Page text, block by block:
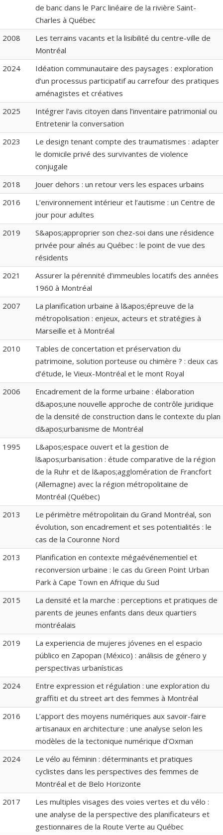
de banc dans le Parc linéaire de la rivière Saint-
Charles à Québec
2008
Les terrains vacants et la lisibilité du centre-ville de
Montréal
2024
Idéation communautaire des paysages : exploration
d’un processus participatif au carrefour des pratiques
aménagistes et créatives
2025
Intégrer l’avis citoyen dans l’inventaire patrimonial ou
Entretenir la conversation
2023
Le design tenant compte des traumatismes : adapter
le domicile privé des survivantes de violence
conjugale
2018
Jouer dehors : un retour vers les espaces urbains
2016
L’environnement intérieur et l’autisme : un Centre de
jour pour adultes
2019
S&apos;approprier son chez-soi dans une résidence
privée pour aînés au Québec : le point de vue des
résidents
2021
Assurer la pérennité d’immeubles locatifs des années
1960 à Montréal
2007
La planification urbaine à l&apos;épreuve de la
métropolisation : enjeux, acteurs et stratégies à
Marseille et à Montréal
2010
Tables de concertation et préservation du
patrimoine, solution porteuse ou chimère ? : deux cas
d’étude, le Vieux-Montréal et le mont Royal
2006
Encadrement de la forme urbaine : élaboration
d&apos;une nouvelle approche de contrôle juridique
de la densité de construction dans le contexte du plan
d&apos;urbanisme de Montréal
1995
L&apos;espace ouvert et la gestion de
l&apos;urbanisation : étude comparative de la région
de la Ruhr et de l&apos;agglomération de Francfort
(Allemagne) avec la région métropolitaine de
Montréal (Québec)
2013
Le périmètre métropolitain du Grand Montréal, son
évolution, son encadrement et ses potentialités : le
cas de la Couronne Nord
2013
Planification en contexte mégaévénementiel et
reconversion urbaine : le cas du Green Point Urban
Park à Cape Town en Afrique du Sud
2015
La densité et la marche : perceptions et pratiques de
parents de jeunes enfants dans deux quartiers
montréalais
2019
La experiencia de mujeres jóvenes en el espacio
público en Zapopan (México) : análisis de género y
perspectivas urbanísticas
2024
Entre expression et régulation : une exploration du
graffiti et du street art des femmes à Montréal
2016
L’apport des moyens numériques aux savoir-faire
artisanaux en architecture : une analyse selon les
modèles de la tectonique numérique d’Oxman
2024
Le vélo au féminin : déterminants et pratiques
cyclistes dans les perspectives des femmes de
Montréal et de Belo Horizonte
2017
Les multiples visages des voies vertes et du vélo :
une analyse de la perspective des planificateurs et
gestionnaires de la Route Verte au Québec